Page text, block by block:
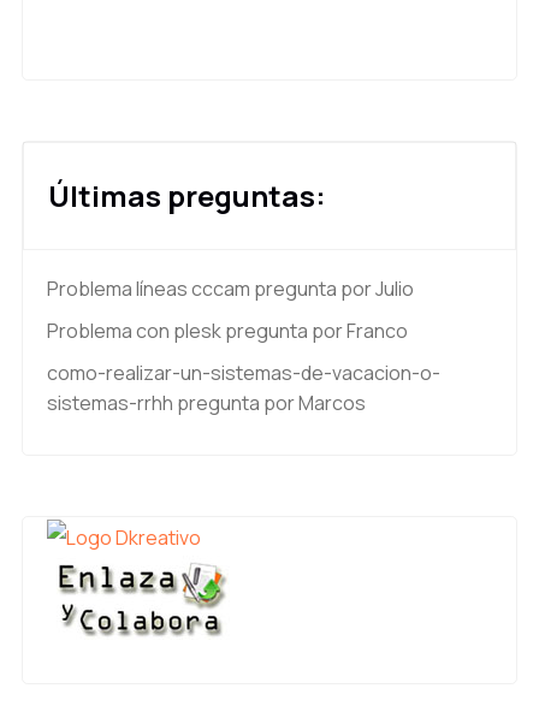
Últimas preguntas:
Problema líneas cccam pregunta por Julio
Problema con pleskpregunta por Franco
como-realizar-un-sistemas-de-vacacion-o-
sistemas-rrhh pregunta por Marcos